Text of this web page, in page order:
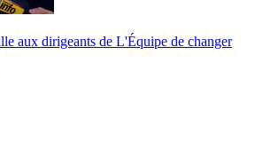
aux dirigeants de L'Équipe de changer